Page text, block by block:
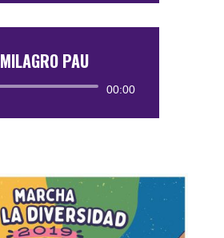
MILAGRO PAU
Reproductor
00:00